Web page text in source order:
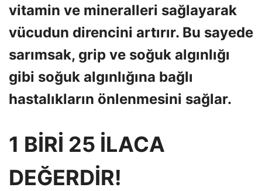
vitamin ve mineralleri sağlayarak
vücudun direncini artırır. Bu sayede
sarımsak, grip ve soğuk algınlığı
gibi soğuk algınlığına bağlı
hastalıkların önlenmesini sağlar.
1 BİRİ 25 İLACA
DEĞERDİR!